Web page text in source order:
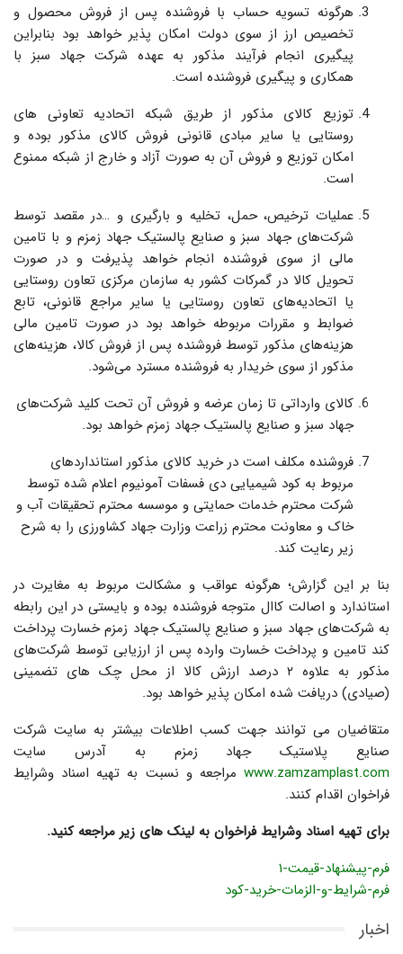
هرگونه تسویه حساب با فروشنده پس از فروش محصول و
تخصیص ارز از سوی دولت امکان پذیر خواهد بود بنابراین
پیگیری انجام فرآیند مذکور به عهده شرکت جهاد سبز با
همکاری و پیگیری فروشنده است.
توزیع کالای مذکور از طریق شبکه اتحادیه تعاونی های
روستایی یا سایر مبادی قانونی فروش کالای مذکور بوده و
امکان توزیع و فروش آن به صورت آزاد و خارج از شبکه ممنوع
است.
عملیات ترخیص، حمل، تخلیه و بارگیری و …در مقصد توسط
شرکت‌های جهاد سبز و صنایع پالستیک جهاد زمزم و با تامین
مالی از سوی فروشنده انجام خواهد پذیرفت و در صورت
تحویل کالا در گمرکات کشور به سازمان مرکزی تعاون روستایی
یا اتحادیه‌های تعاون روستایی یا سایر مراجع قانونی، تابع
ضوابط و مقررات مربوطه خواهد بود در صورت تامین مالی
هزینه‌های مذکور توسط فروشنده پس از فروش کالا، هزینه‌های
مذکور از سوی خریدار به فروشنده مسترد می‌شود.
کالای وارداتی تا زمان عرضه و فروش آن تحت کلید شرکت‌های
جهاد سبز و صنایع پالستیک جهاد زمزم خواهد بود.
فروشنده مکلف است در خرید کالای مذکور استانداردهای
مربوط به کود شیمیایی دی فسفات آمونیوم اعلام شده توسط
شرکت محترم خدمات حمایتی و موسسه محترم تحقیقات آب و
خاک و معاونت محترم زراعت وزارت جهاد کشاورزی را به شرح
زیر رعایت کند.
بنا بر این گزارش؛ هرگونه عواقب و مشکالت مربوط به مغایرت در
استاندارد و اصالت کاال متوجه فروشنده بوده و بایستی در این رابطه
به شرکت‌های جهاد سبز و صنایع پالستیک جهاد زمزم خسارت پرداخت
کند تامین و پرداخت خسارت وارده پس از ارزیابی توسط شرکت‌های
مذکور به علاوه ۲ درصد ارزش کالا از محل چک های تضمینی
(صیادی) دریافت شده امکان پذیر خواهد بود.
متقاضیان می توانند جهت کسب اطلاعات بیشتر به سایت شرکت
صنایع پلاستیک جهاد زمزم به آدرس سایت
www.zamzamplast.com مراجعه و نسبت به تهیه اسناد وشرایط
فراخوان اقدام کنند.
برای تهیه اسناد وشرایط فراخوان به لینک های زیر مراجعه کنید.
فرم-پیشنهاد-قیمت-۱
فرم-شرایط-و-الزمات-خرید-کود
اخبار